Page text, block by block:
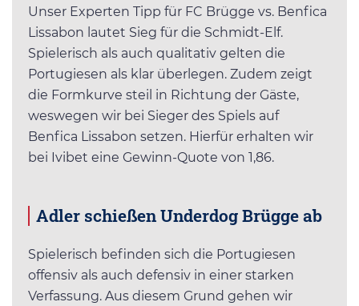
Unser Experten Tipp für FC Brügge vs. Benfica
Lissabon lautet Sieg für die Schmidt-Elf.
Spielerisch als auch qualitativ gelten die
Portugiesen als klar überlegen. Zudem zeigt
die Formkurve steil in Richtung der Gäste,
weswegen wir bei Sieger des Spiels auf
Benfica Lissabon setzen. Hierfür erhalten wir
bei Ivibet eine Gewinn-Quote von 1,86.
Adler schießen Underdog Brügge ab
Spielerisch befinden sich die Portugiesen
offensiv als auch defensiv in einer starken
Verfassung. Aus diesem Grund gehen wir